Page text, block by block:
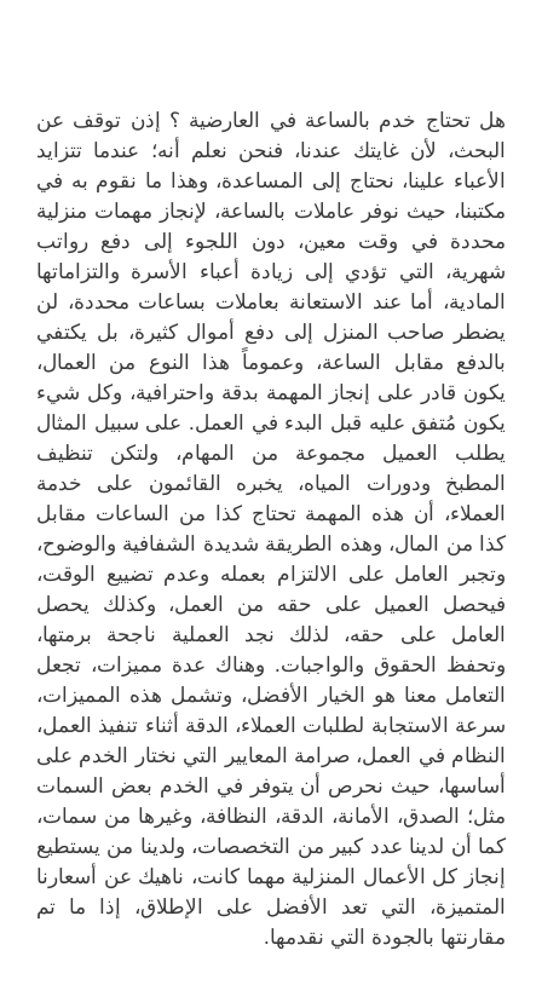
هل تحتاج خدم بالساعة في العارضية ؟ إذن توقف عن
البحث، لأن غايتك عندنا، فنحن نعلم أنه؛ عندما تتزايد
الأعباء علينا، نحتاج إلى المساعدة، وهذا ما نقوم به في
مكتبنا، حيث نوفر عاملات بالساعة، لإنجاز مهمات منزلية
محددة في وقت معين، دون اللجوء إلى دفع رواتب
شهرية، التي تؤدي إلى زيادة أعباء الأسرة والتزاماتها
المادية، أما عند الاستعانة بعاملات بساعات محددة، لن
يضطر صاحب المنزل إلى دفع أموال كثيرة، بل يكتفي
بالدفع مقابل الساعة، وعموماً هذا النوع من العمال،
يكون قادر على إنجاز المهمة بدقة واحترافية، وكل شيء
يكون مُتفق عليه قبل البدء في العمل. على سبيل المثال
يطلب العميل مجموعة من المهام، ولتكن تنظيف
المطبخ ودورات المياه، يخبره القائمون على خدمة
العملاء، أن هذه المهمة تحتاج كذا من الساعات مقابل
كذا من المال، وهذه الطريقة شديدة الشفافية والوضوح،
وتجبر العامل على الالتزام بعمله وعدم تضييع الوقت،
فيحصل العميل على حقه من العمل، وكذلك يحصل
العامل على حقه، لذلك نجد العملية ناجحة برمتها،
وتحفظ الحقوق والواجبات. وهناك عدة مميزات، تجعل
التعامل معنا هو الخيار الأفضل، وتشمل هذه المميزات،
سرعة الاستجابة لطلبات العملاء، الدقة أثناء تنفيذ العمل،
النظام في العمل، صرامة المعايير التي نختار الخدم على
أساسها، حيث نحرص أن يتوفر في الخدم بعض السمات
مثل؛ الصدق، الأمانة، الدقة، النظافة، وغيرها من سمات،
كما أن لدينا عدد كبير من التخصصات، ولدينا من يستطيع
إنجاز كل الأعمال المنزلية مهما كانت، ناهيك عن أسعارنا
المتميزة، التي تعد الأفضل على الإطلاق، إذا ما تم
مقارنتها بالجودة التي نقدمها.